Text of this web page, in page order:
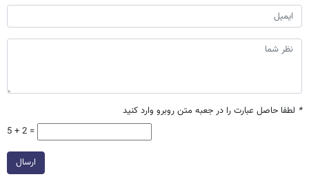
* لطفا حاصل عبارت را در جعبه متن روبرو وارد کنید
5 + 2 =
ارسال